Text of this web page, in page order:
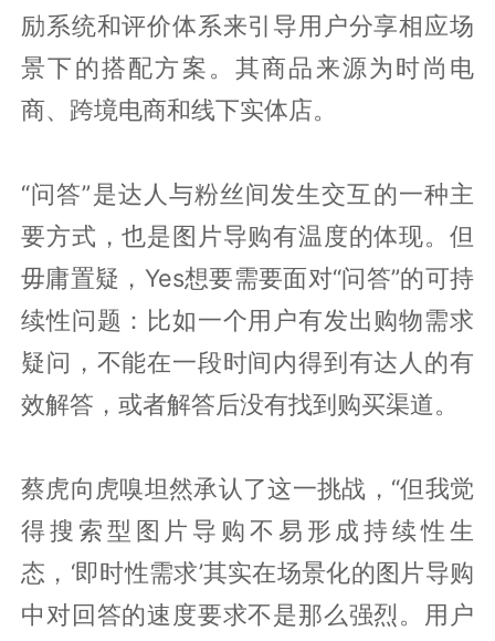
励系统和评价体系来引导用户分享相应场
景下的搭配方案。其商品来源为时尚电
商、跨境电商和线下实体店。
“问答”是达人与粉丝间发生交互的一种主
要方式，也是图片导购有温度的体现。但
毋庸置疑，Yes想要需要面对“问答”的可持
续性问题：比如一个用户有发出购物需求
疑问，不能在一段时间内得到有达人的有
效解答，或者解答后没有找到购买渠道。
蔡虎向虎嗅坦然承认了这一挑战，“但我觉
得搜索型图片导购不易形成持续性生
态，‘即时性需求’其实在场景化的图片导购
中对回答的速度要求不是那么强烈。用户